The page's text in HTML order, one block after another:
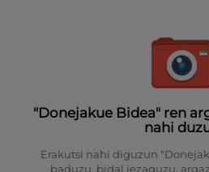
"Donejakue Bidea" ren
nahi
Erakutsi nahi diguzun
baduzu, bidal iezaguzu,